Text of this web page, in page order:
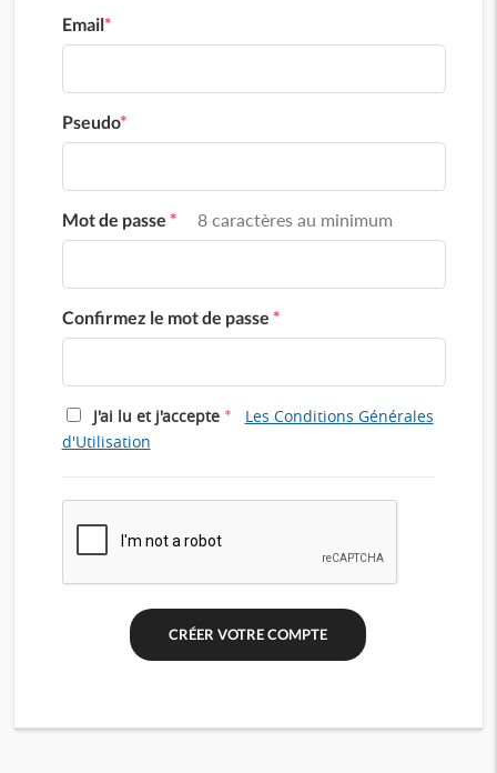
Email*
Pseudo*
Mot de passe * 8 caractères au minimum
Confirmez le mot de passe *
J'ai lu et j'accepte *
Les Conditions Générales
d'Utilisation